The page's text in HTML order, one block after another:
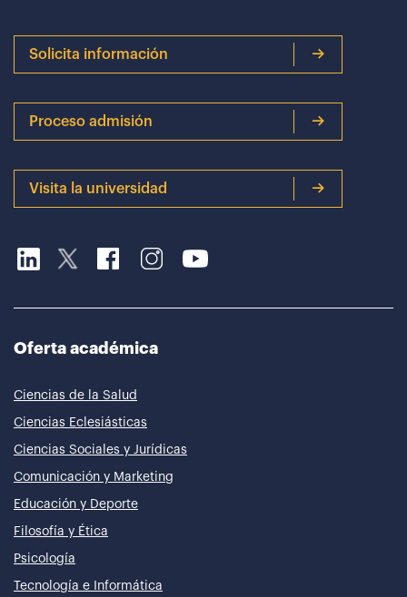
Solicita información
Proceso admisión
Visita la universidad
Oferta académica
Ciencias de la Salud
Ciencias Eclesiásticas
Ciencias Sociales y Jurídicas
Comunicación y Marketing
Educación y Deporte
Filosofía y Ética
Psicología
Tecnología e Informática